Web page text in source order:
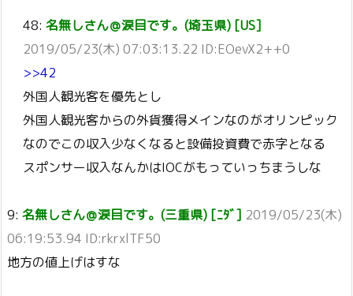
48: 名無しさん＠涙目です。(埼玉県) [US]
2019/05/23(木) 07:03:13.22 ID:EOevX2++0
>>42
外国人観光客を優先とし
外国人観光客からの外貨獲得メインなのがオリンピック
なのでこの収入少なくなると設備投資費で赤字となる
スポンサー収入なんかはIOCがもっていっちまうしな
9: 名無しさん＠涙目です。(三重県) [ﾆﾀﾞ] 2019/05/23(木)
06:19:53.94 ID:rkrxlTF50
地方の値上げはすな